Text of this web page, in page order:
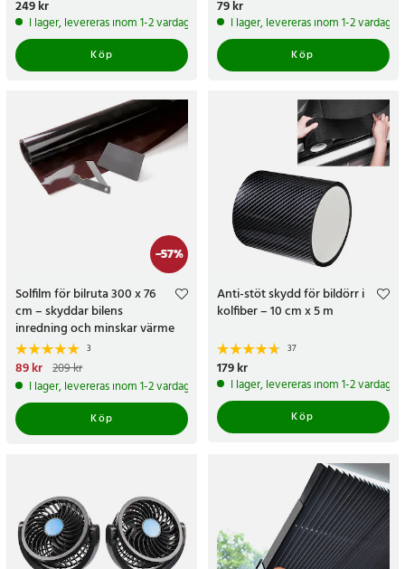
Pris:249 kr
249 kr
I lager, levereras inom 1-2 vardagar
Köp
Pris:
79 kr
I lager, levereras inom 1-2 vardagar
Köp
-57%
Solfilm för bilruta 300 x 76
cm – skyddar bilens
inredning och minskar värme
3
Nuvarande pris
pris:209 kr
89 kr 209 kr
I lager, levereras inom 1-2 vardagar
Köp
Anti-stöt skydd för bildörr i
kolfiber – 10 cm x 5 m
37
Pris:179 kr
179 kr
I lager, levereras inom 1-2 vardagar
Köp